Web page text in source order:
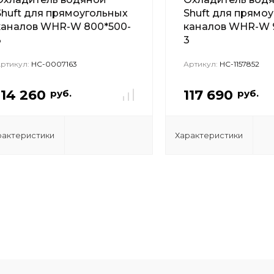
для прямоугольных
WHR-W 800*500-
НС-0007163
260 руб.
Shuft для
каналов WHR-W
3
Артикул: НС-1157852
117 690 руб.
Характеристики